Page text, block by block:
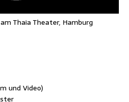
Thaia Theater, Hamburg
und Video)